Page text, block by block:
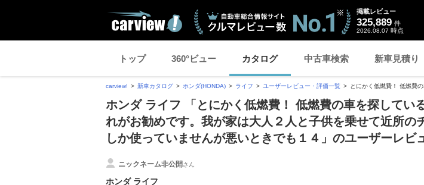
掲載レビュー
325,889 件
2026.08.07 時点
トップ 360°ビュー カタログ 中古車検索 新車見積り
carview! 新車カタログ ホンダ(HONDA) ライフ ユーザーレビュー・評価一覧 とにかく低燃費！ 低燃費
ホンダ ライフ 「とにかく低燃費！ 低燃費の車を探してい
れがお勧めです。我が家は大人２人と子供を乗せて近所の
しか使っていませんが悪いときでも１４」のユーザーレビ
ニックネーム非公開さん
ホンダ ライフ